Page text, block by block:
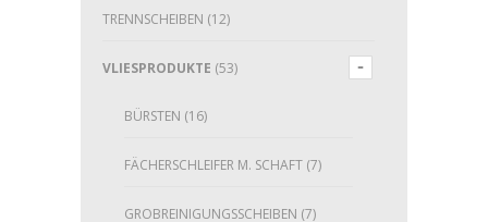
TRENNSCHEIBEN (12)
VLIESPRODUKTE (53)
BÜRSTEN (16)
FÄCHERSCHLEIFER M. SCHAFT (7)
GROBREINIGUNGSSCHEIBEN (7)